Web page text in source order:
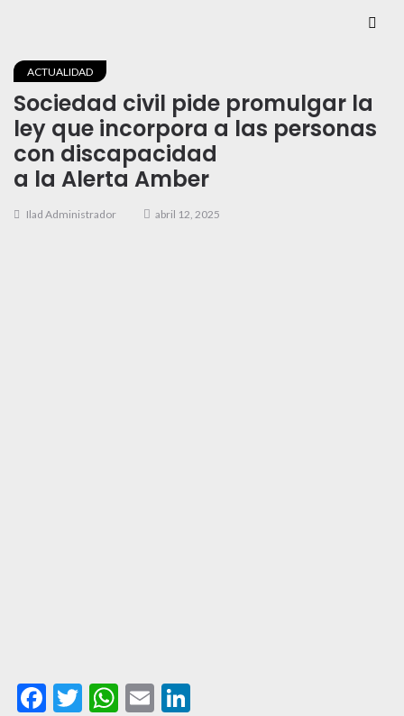
ACTUALIDAD
Sociedad civil pide promulgar la
ley que incorpora a las personas
con discapacidad
a la Alerta Amber
Ilad Administrador abril 12, 2025
Facebook
Twitter
WhatsApp
Email